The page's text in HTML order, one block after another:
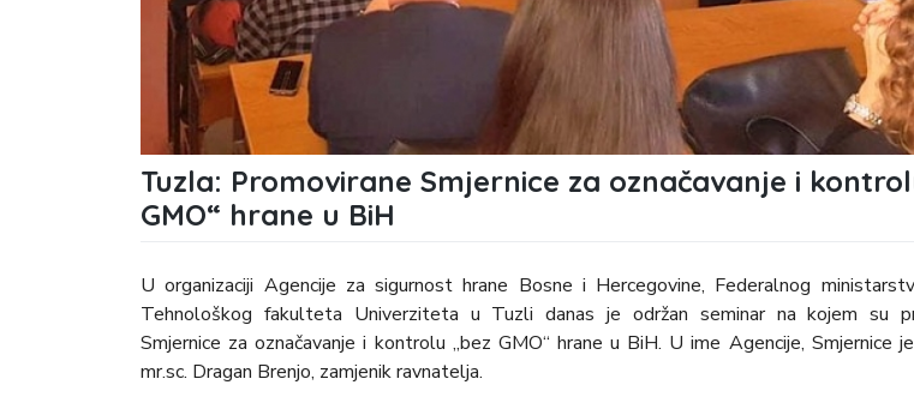
Tuzla: Promovirane Smjernice za označavanje i
GMO“ hrane u BiH
U organizaciji Agencije za sigurnost hrane Bosne i Hercegovine, Federalnog
Tehnološkog fakulteta Univerziteta u Tuzli danas je održan seminar na kojem su
Smjernice za označavanje i kontrolu „bez GMO“ hrane u BiH. U ime Agencije, Smjernice
mr.sc. Dragan Brenjo, zamjenik ravnatelja.